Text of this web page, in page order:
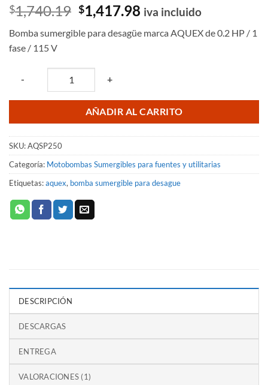
Valorado
con5de 5
1
valoración
de un
cliente
$1,740.19 El
precio
original
$1,740.19.
$1,417.98 El
actual
iva incluido
Bomba sumergible para desagüe marca AQUEX de 0.2 HP / 1
fase / 115 V
- +
AÑADIR AL CARRITO
SKU:AQSP250
Categoría: Motobombas Sumergibles para fuentes y utilitarias
Etiquetas:aquex, bomba sumergible para desague
DESCRIPCIÓN
DESCARGAS
ENTREGA
VALORACIONES (1)